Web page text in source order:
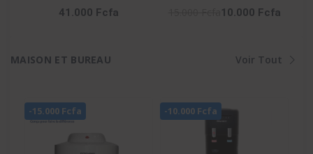
Micro-Onde-STMW-
41.000 Fcfa
Cb - Machine A Cafe -
Ceramique Et 1 Cuill. -
10.000 Fcfa
MAISON ET BUREAU Voir Tout
-15.000 Fcfa -10.000 Fcfa